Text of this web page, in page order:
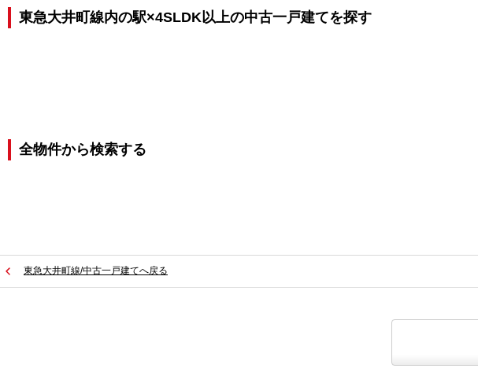
東急大井町線内の駅×4SLDK以上の中古一戸建てを探す
全物件から検索する
東急大井町線/中古一戸建てへ戻る